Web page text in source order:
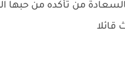
من تأكده من حبها